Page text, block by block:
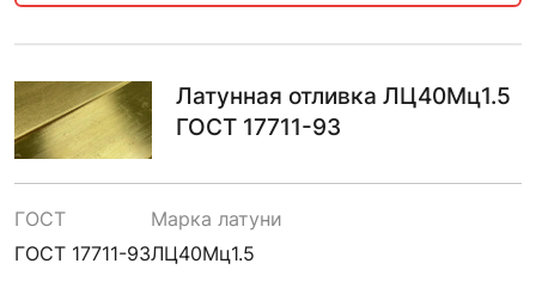
Латунная отливка ЛЦ40Мц1.5
ГОСТ 17711-93
ГОСТ
ГОСТ 17711-93
Марка латуни
ЛЦ40Мц1.5